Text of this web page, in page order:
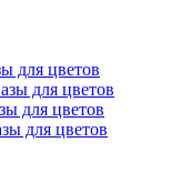
для цветов
для цветов
для цветов
для цветов